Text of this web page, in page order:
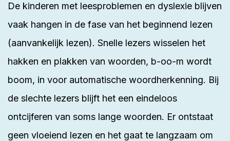
De kinderen met leesproblemen en dyslexie blijven
vaak hangen in de fase van het beginnend lezen
(aanvankelijk lezen). Snelle lezers wisselen het
hakken en plakken van woorden, b-oo-m wordt
boom, in voor automatische woordherkenning. Bij
de slechte lezers blijft het een eindeloos
ontcijferen van soms lange woorden. Er ontstaat
geen vloeiend lezen en het gaat te langzaam om